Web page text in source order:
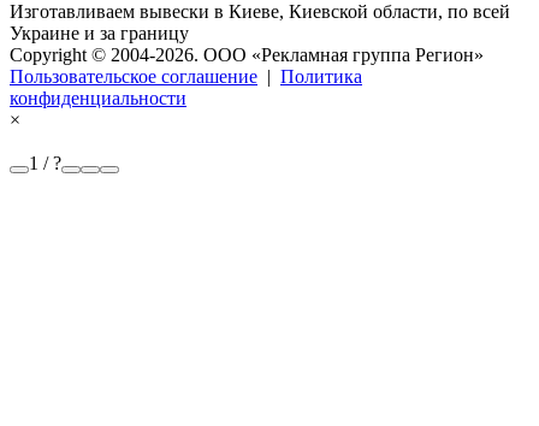
Изготавливаем вывески в Киеве, Киевской области, по всей
Украине и за границу
Copyright © 2004-2026. OOO «Рекламная группа Регион»
Пользовательское соглашение | Политика
конфиденциальности
×
1 / ?